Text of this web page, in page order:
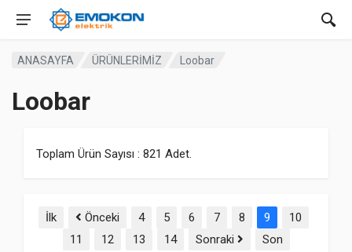
ANASAYFA ÜRÜNLERİMİZ Loobar
Loobar
Toplam Ürün Sayısı : 821 Adet.
İlk Önceki 4 5 6 7 8 9
10
11
12 13 14 Sonraki Son